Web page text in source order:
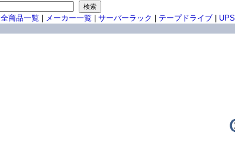
全商品一覧 メーカー一覧 サーバーラック テープドライブ| UPS